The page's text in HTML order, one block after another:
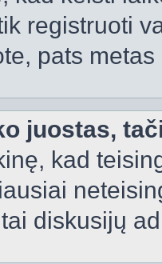
registruoti
pats
juostas,
kad
diskusijų